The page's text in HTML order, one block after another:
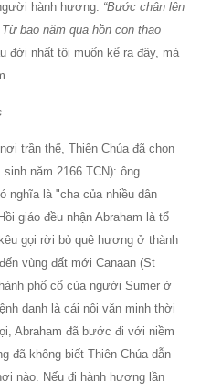
hành hương. “Bước chân lên
bao năm qua hồn con thao
đời nhất tôi muốn kể ra đây, mà
trần thế, Thiên Chúa đã chọn
năm 2166 TCN): ông
giáo đều nhận Abraham là tổ
gọi rời bỏ quê hương ở thành
vùng đất mới Canaan (St
phố cổ của người Sumer ở
danh là cái nôi văn minh thời
Abraham đã bước đi với niềm
đã không biết Thiên Chúa dẫn
nào. Nếu đi hành hương lần